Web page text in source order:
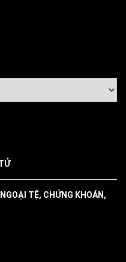
TỆ, CHỨNG KHOÁN,